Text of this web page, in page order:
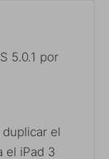
5.0.1 por
el
el iPad 3